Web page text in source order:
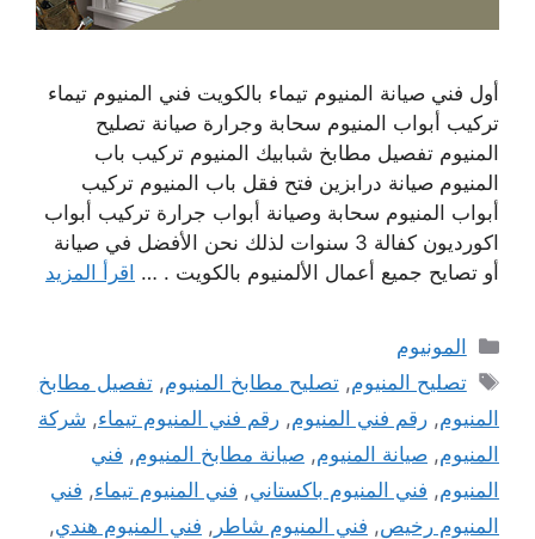
أول فني صيانة المنيوم تيماء بالكويت فني المنيوم تيماء
تركيب أبواب المنيوم سحابة وجرارة صيانة تصليح
المنيوم تفصيل مطابخ شبابيك المنيوم تركيب باب
المنيوم صيانة درابزين فتح فقل باب المنيوم تركيب
أبواب المنيوم سحابة وصيانة أبواب جرارة تركيب أبواب
اكورديون كفالة 3 سنوات لذلك نحن الأفضل في صيانة
أو تصايح جميع أعمال الألمنيوم بالكويت . … اقرأ المزيد
التصنيفات
المونيوم
الوسوم
تصليح المنيوم,تصليح مطابخ المنيوم,تفصيل مطابخ
المنيوم, رقم فني المنيوم, رقم فني المنيوم تيماء, شركة
المنيوم, صيانة المنيوم, صيانة مطابخ المنيوم, فني
المنيوم, فني المنيوم باكستاني, فني المنيوم تيماء, فني
المنيوم رخيص, فني المنيوم شاطر , فني المنيوم هندي,